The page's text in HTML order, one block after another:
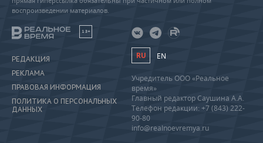
воспроизведении материалов.
18+
РЕДАКЦИЯ
РЕКЛАМА
ПРАВОВАЯ ИНФОРМАЦИЯ
ПОЛИТИКА О ПЕРСОНАЛЬНЫХ
ДАННЫХ
RU EN
Учредитель ООО «Реальное
время»
Главный редактор Саушина А.А.
Телефон редакции: +7 (843) 222-
90-80
info@realnoevremya.ru